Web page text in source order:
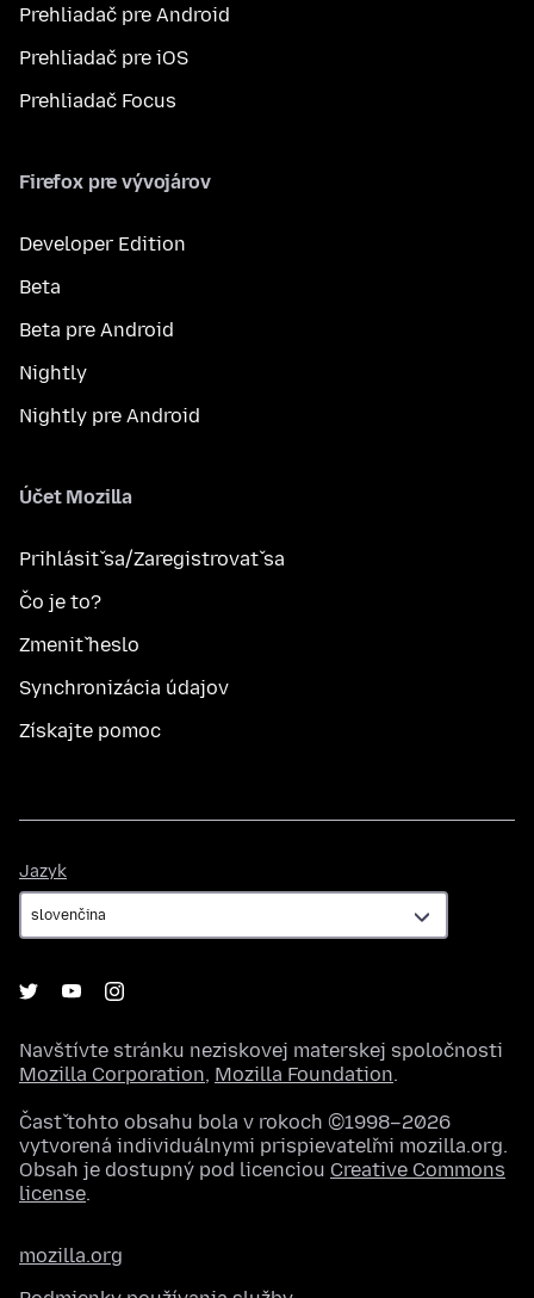
Prehliadač pre Android
Prehliadač pre iOS
Prehliadač Focus
Firefox pre vývojárov
Developer Edition
Beta
Beta pre Android
Nightly
Nightly pre Android
Účet Mozilla
Prihlásiť sa/Zaregistrovať sa
Čo je to?
Zmeniť heslo
Synchronizácia údajov
Získajte pomoc
Jazyk
Navštívte stránku neziskovej materskej spoločnosti
Mozilla Corporation, Mozilla Foundation.
Časť tohto obsahu bola v rokoch ©1998–2026
vytvorená individuálnymi prispievateľmi mozilla.org.
Obsah je dostupný pod licenciou Creative Commons
license.
mozilla.org